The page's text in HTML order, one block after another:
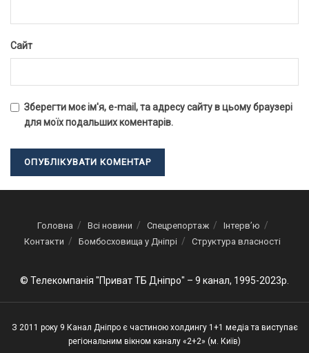
Сайт
Зберегти моє ім'я, e-mail, та адресу сайту в цьому браузері
для моїх подальших коментарів.
Головна Всі новини Спецрепортаж
Інтерв’ю
Контакти
Бомбосховища у Дніпрі Структура власності
© Телекомпанія "Приват ТБ Дніпро" – 9 канал, 1995-2023р.
З 2011 року 9 Канал Дніпро є частиною холдингу 1+1 медіа та виступає
регіональним вікном каналу «2+2» (м. Київ)